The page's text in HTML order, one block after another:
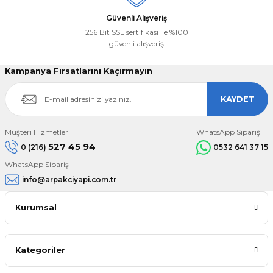
Güvenli Alışveriş
256 Bit SSL sertifikası ile %100
güvenli alışveriş
Kampanya Fırsatlarını Kaçırmayın
KAYDET
Müşteri Hizmetleri
0 (216) 527 45 94
WhatsApp Sipariş
0532 641 37 15
WhatsApp Sipariş
info@arpakciyapi.com.tr
Kurumsal
Kategoriler